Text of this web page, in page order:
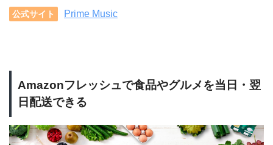
公式サイト Prime Music
Amazonフレッシュで食品やグルメを当日・翌
日配送できる